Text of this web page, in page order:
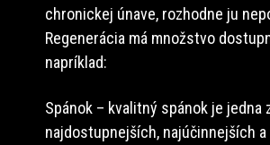
chronickej únave, rozhodne ju
Regenerácia má množstvo
napríklad:
Spánok – kvalitný spánok je jedna
najdostupnejších, najúčinnejších